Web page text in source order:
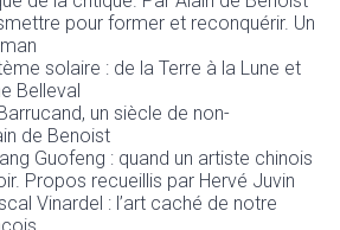
pour former et reconquérir. Un
solaire : de la Terre à la Lune et
Belleval
un siècle de non-
de Benoist
Guofeng : quand un artiste chinois
Propos recueillis par Hervé Juvin
Vinardel : l’art caché de notre